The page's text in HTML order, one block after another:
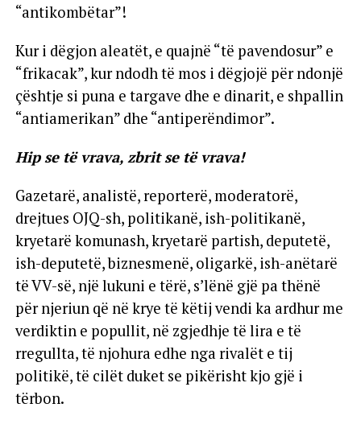
“antikombëtar”!
Kur i dëgjon aleatët, e quajnë “të pavendosur” e
“frikacak”, kur ndodh të mos i dëgjojë për ndonjë
çështje si puna e targave dhe e dinarit, e shpallin
“antiamerikan” dhe “antiperëndimor”.
Hip se të vrava, zbrit se të vrava!
Gazetarë, analistë, reporterë, moderatorë,
drejtues OJQ-sh, politikanë, ish-politikanë,
kryetarë komunash, kryetarë partish, deputetë,
ish-deputetë, biznesmenë, oligarkë, ish-anëtarë
të VV-së, një lukuni e tërë, s’lënë gjë pa thënë
për njeriun që në krye të këtij vendi ka ardhur me
verdiktin e popullit, në zgjedhje të lira e të
rregullta, të njohura edhe nga rivalët e tij
politikë, të cilët duket se pikërisht kjo gjë i
tërbon.